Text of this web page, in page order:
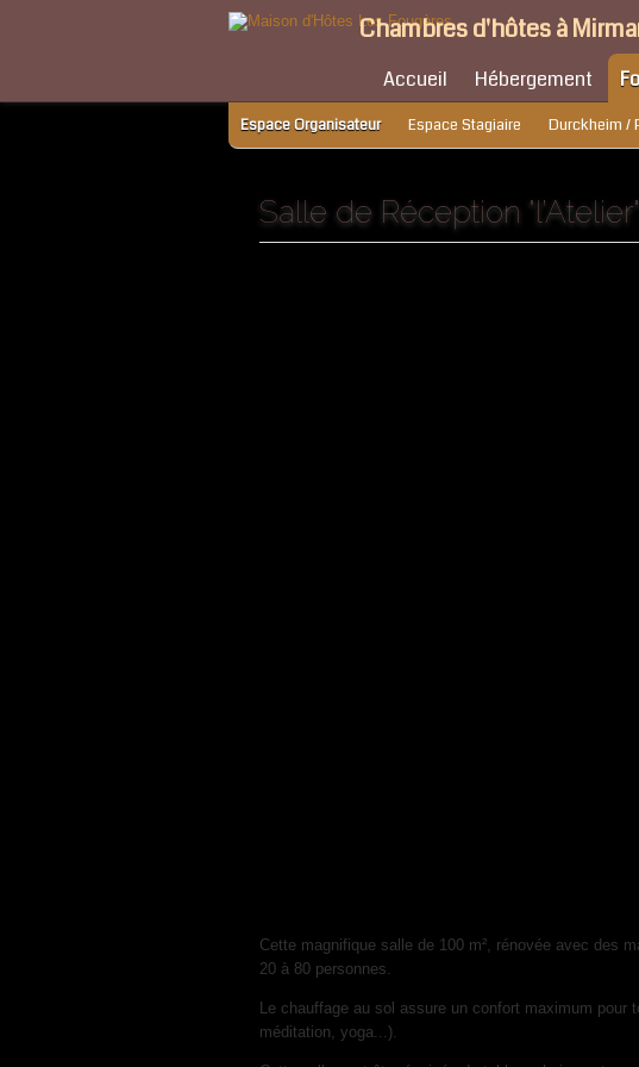
Chambres d'hôtes à
Accueil Hébergement
Espace Organisateur Espace Stagiaire Durckheim /
Salle de Réception "l’Atelier"
Cette magnifique salle de 100 m², rénovée avec des
20 à 80 personnes.
Le chauffage au sol assure un confort maximum
méditation, yoga...).